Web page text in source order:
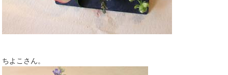
ちよこさん。